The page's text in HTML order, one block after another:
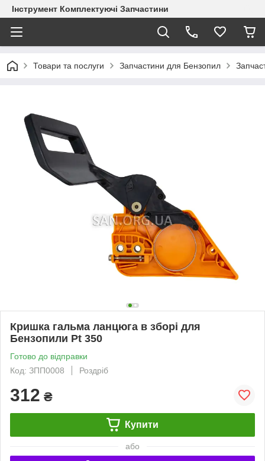
Інструмент Комплектуючі Запчастини
Товари та послуги Запчастини для Бензопил
Кришка гальма ланцюга в зборі для
Бензопили Pt 350
Готово до відправки
Код: ЗПП0008
Роздріб
312 ₴
Купити
або